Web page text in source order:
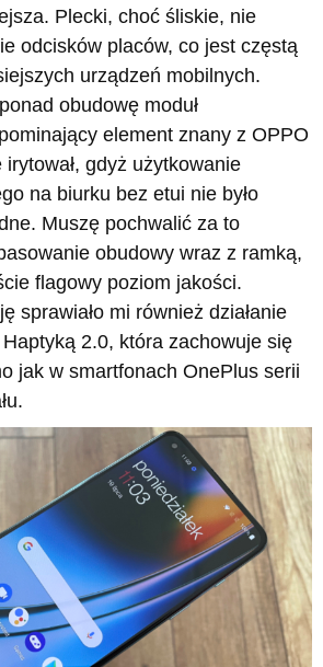
Plecki, choć śliskie, nie
odcisków placów, co jest częstą
urządzeń mobilnych.
obudowę moduł
element znany z OPPO
gdyż użytkowanie
na biurku bez etui nie było
Muszę pochwalić za to
obudowy wraz z ramką,
flagowy poziom jakości.
sprawiało mi również działanie
2.0, która zachowuje się
jak w smartfonach OnePlus serii